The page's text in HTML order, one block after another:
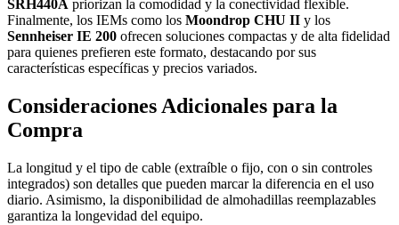
SRH440A priorizan la comodidad y la conectividad flexible.
Finalmente, los IEMs como los Moondrop CHU II y los
Sennheiser IE 200 ofrecen soluciones compactas y de alta fidelidad
para quienes prefieren este formato, destacando por sus
características específicas y precios variados.
Consideraciones Adicionales para la
Compra
La longitud y el tipo de cable (extraíble o fijo, con o sin controles
integrados) son detalles que pueden marcar la diferencia en el uso
diario. Asimismo, la disponibilidad de almohadillas reemplazables
garantiza la longevidad del equipo.